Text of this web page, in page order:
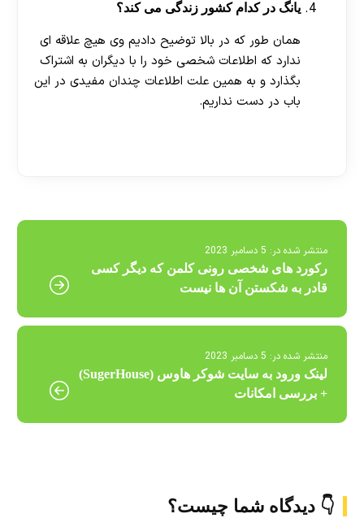
یانگ در کدام کشور زندگی می کند؟
همان طور که در بالا توضیح دادیم وی هیچ علاقه ای
ندارد که اطلاعات شخصی خود را با دیگران به اشتراک
بگذارد و به همین علت اطلاعات چندان مفیدی در این
باب در دست نداریم.
منتشر شده در: 5 دسامبر 2023
رکورد های شخصی رونی کلمن که دیگر کسی
قادر به شکستن آن ها نیست
منتشر شده در: 5 دسامبر 2023
لینک ورود به سایت شوکر هاوس (SugerHouse)
+ بررسی امکانات
👇 دیدگاه شما چیست؟